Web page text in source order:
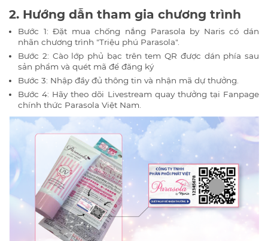
2. Hướng dẫn tham gia chương trình
Bước 1: Đặt mua chống nắng Parasola by Naris có dán
nhãn chương trình "Triệu phú Parasola".
Bước 2: Cào lớp phủ bạc trên tem QR được dán phía sau
sản phẩm và quét mã để đăng ký
Bước 3: Nhập đầy đủ thông tin và nhận mã dự thưởng.
Bước 4: Hãy theo dõi Livestream quay thưởng tại Fanpage
chính thức Parasola Việt Nam.